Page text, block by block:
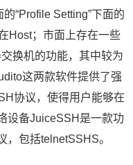
“Profile Setting”下面的
Host；市面上存在一些
换机的功能，其中较为
这两款软件提供了强
协议，使得用户能够在
设备JuiceSSH是一款功
，包括telnetSSHS。